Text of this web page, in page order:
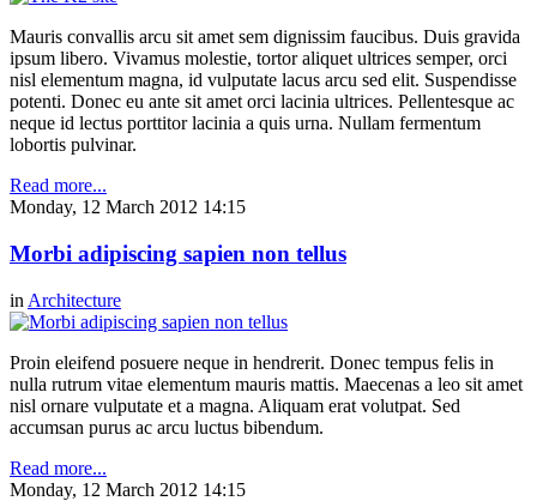
Mauris convallis arcu sit amet sem dignissim faucibus. Duis gravida
ipsum libero. Vivamus molestie, tortor aliquet ultrices semper, orci
nisl elementum magna, id vulputate lacus arcu sed elit. Suspendisse
potenti. Donec eu ante sit amet orci lacinia ultrices. Pellentesque ac
neque id lectus porttitor lacinia a quis urna. Nullam fermentum
lobortis pulvinar.
Read more...
Monday, 12 March 2012 14:15
Morbi adipiscing sapien non tellus
in Architecture
Proin eleifend posuere neque in hendrerit. Donec tempus felis in
nulla rutrum vitae elementum mauris mattis. Maecenas a leo sit amet
nisl ornare vulputate et a magna. Aliquam erat volutpat. Sed
accumsan purus ac arcu luctus bibendum.
Read more...
Monday, 12 March 2012 14:15